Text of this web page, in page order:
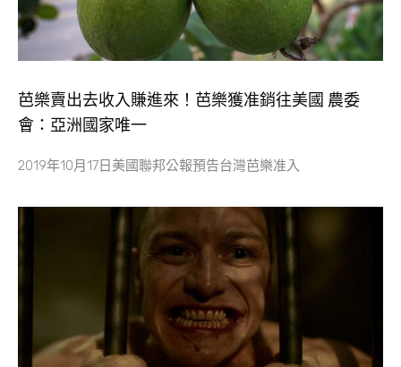
芭樂賣出去收入賺進來！芭樂獲准銷往美國 農委
會：亞洲國家唯一
2019年10月17日美國聯邦公報預告台灣芭樂准入